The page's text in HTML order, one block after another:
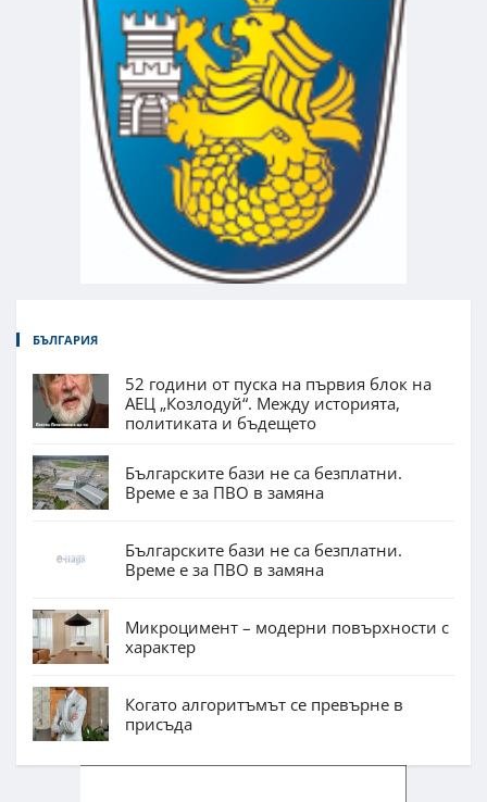
БЪЛГАРИЯ
52 години от пуска на първия блок на
АЕЦ „Козлодуй“. Между историята,
политиката и бъдещето
Българските бази не са безплатни.
Време е за ПВО в замяна
Българските бази не са безплатни.
Време е за ПВО в замяна
Микроцимент – модерни повърхности с
характер
Когато алгоритъмът се превърне в
присъда